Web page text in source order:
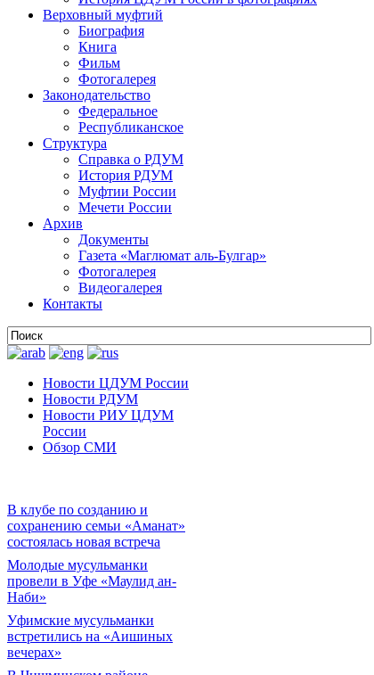
Верховный муфтий
Биография
Книга
Фильм
Фотогалерея
Законодательство
Федеральное
Республиканское
Структура
Справка о РДУМ
История РДУМ
Муфтии России
Мечети России
Архив
Документы
Газета «Маглюмат аль-Булгар»
Фотогалерея
Видеогалерея
Контакты
Новости ЦДУМ России
Новости РДУМ
Новости РИУ ЦДУМ
России
Обзор СМИ
В клубе по созданию и
сохранению семьи «Аманат»
состоялась новая встреча
Молодые мусульманки
провели в Уфе «Маулид ан-
Наби»
Уфимские мусульманки
встретились на «Аишиных
вечерах»